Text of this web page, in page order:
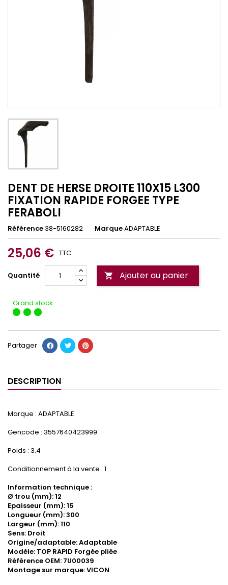
DENT DE HERSE DROITE 110X15 L300
FIXATION RAPIDE FORGEE TYPE
FERABOLI
Référence38-5160282 MarqueADAPTABLE
25,06 € TTC
Quantité  Ajouter au panier
Grand stock
Partager
DESCRIPTION
Marque : ADAPTABLE
Gencode : 3557640423999
Poids : 3.4
Conditionnement à la vente : 1
Information technique :
Ø trou (mm): 12
Epaisseur (mm): 15
Longueur (mm): 300
Largeur (mm): 110
Sens: Droit
Origine/adaptable: Adaptable
Modèle: TOP RAPID Forgée pliée
Référence OEM: 7U00039
Montage sur marque: VICON